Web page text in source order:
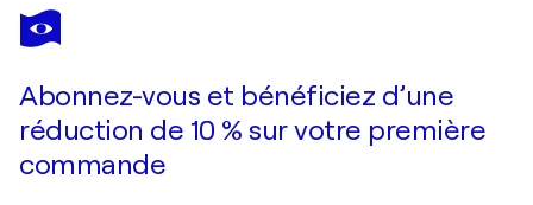
Abonnez-vous et bénéficiez d’une
réduction de 10 % sur votre première
commande